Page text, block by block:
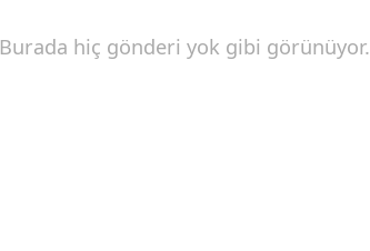
Burada hiç gönderi yok gibi görünüyor.